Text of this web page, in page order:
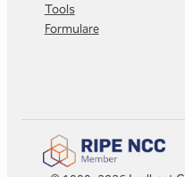
Tools
Formulare